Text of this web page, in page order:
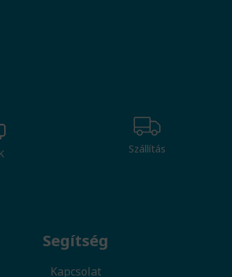
Szállítás
Segítség
Kapcsolat